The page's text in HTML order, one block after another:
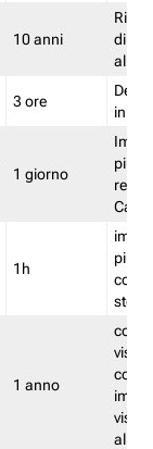
10 anni
di
3 ore
in
1 giorno
più
1h
più
1 anno